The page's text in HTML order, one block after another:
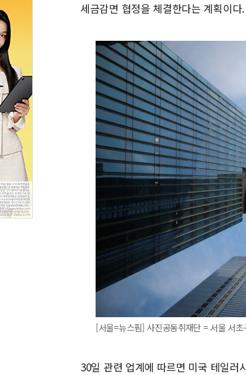
세금감면 협정을 체결한다는 계획이다.
[서울=뉴스핌] 사진공동취재단 = 서울
30일 관련 업계에 따르면 미국 테일러